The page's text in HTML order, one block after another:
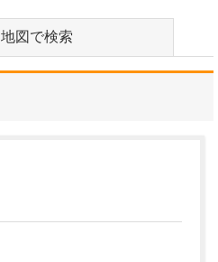
地図で検索
々の診療で心がけていることを教えて
しているの